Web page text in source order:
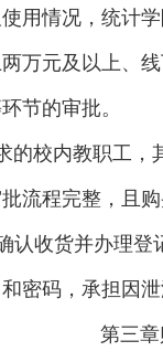
用情况，统计
万元及以上、
节的审批。
校内教职工，
流程完整，且购
认收货并办理
密码，承担因
第三章